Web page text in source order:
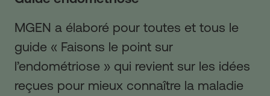
MGEN a élaboré pour toutes et tous le
guide « Faisons le point sur
l’endométriose » qui revient sur les idées
reçues pour mieux connaître la maladie